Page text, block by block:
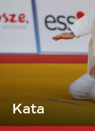
Kata